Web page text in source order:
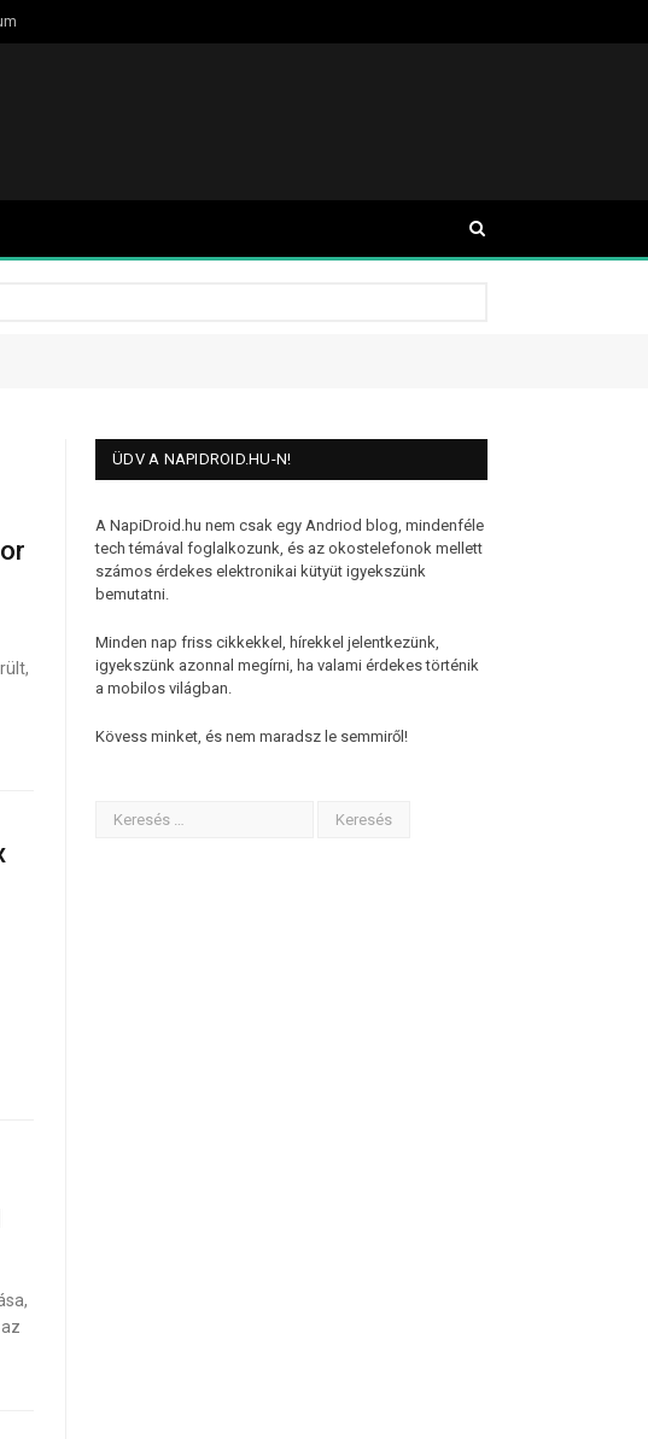
ÜDV A NAPIDROID.HU-N!
A NapiDroid.hu nem csak egy Andriod blog, mindenféle
tech témával foglalkozunk, és az okostelefonok mellett
számos érdekes elektronikai kütyüt igyekszünk
bemutatni.
Minden nap friss cikkekkel, hírekkel jelentkezünk,
igyekszünk azonnal megírni, ha valami érdekes történik
a mobilos világban.
Kövess minket, és nem maradsz le semmiről!